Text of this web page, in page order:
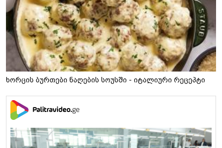
ხორცის ბურთები ნაღების სოუსში - იტალიური რეცეპტი